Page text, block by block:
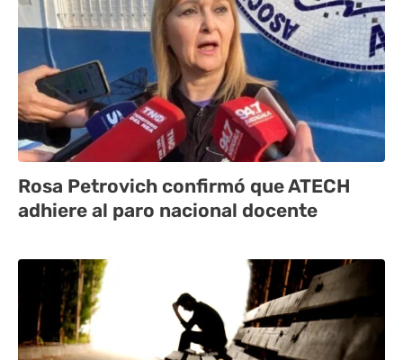
Rosa Petrovich confirmó que ATECH
adhiere al paro nacional docente